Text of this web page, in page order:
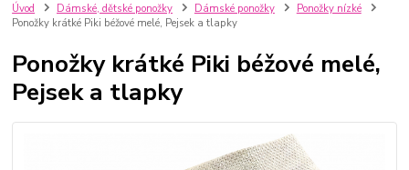
Úvod Dámské, dětské ponožky Dámské ponožky
Ponožky nízké
Ponožky krátké Piki béžové melé, Pejsek a tlapky
Ponožky krátké Piki béžové melé,
Pejsek a tlapky